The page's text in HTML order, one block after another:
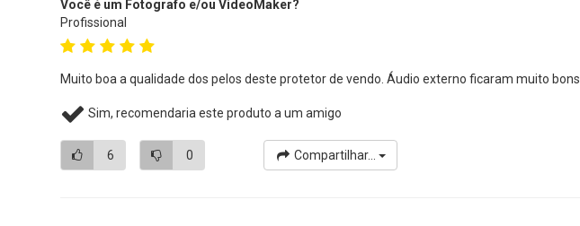
Você é um Fotografo e/ou VideoMaker?
Profissional
Muito boa a qualidade dos pelos deste protetor de vendo. Áudio externo ficaram muito bons..
Sim, recomendaria este produto a um amigo
6 0 Compartilhar...